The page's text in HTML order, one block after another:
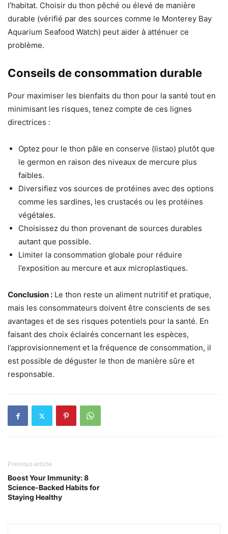
l’habitat. Choisir du thon pêché ou élevé de manière
durable (vérifié par des sources comme le Monterey Bay
Aquarium Seafood Watch) peut aider à atténuer ce
problème.
Conseils de consommation durable
Pour maximiser les bienfaits du thon pour la santé tout en
minimisant les risques, tenez compte de ces lignes
directrices :
Optez pour le thon pâle en conserve (listao) plutôt que
le germon en raison des niveaux de mercure plus
faibles.
Diversifiez vos sources de protéines avec des options
comme les sardines, les crustacés ou les protéines
végétales.
Choisissez du thon provenant de sources durables
autant que possible.
Limiter la consommation globale pour réduire
l’exposition au mercure et aux microplastiques.
Conclusion : Le thon reste un aliment nutritif et pratique,
mais les consommateurs doivent être conscients de ses
avantages et de ses risques potentiels pour la santé. En
faisant des choix éclairés concernant les espèces,
l’approvisionnement et la fréquence de consommation, il
est possible de déguster le thon de manière sûre et
responsable.
Previous article
Boost Your Immunity: 8
Science-Backed Habits for
Staying Healthy